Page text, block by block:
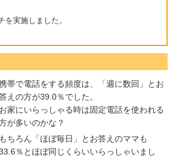
実施しました。
帯で電話をする頻度は、「週に数回」とお
えの方が39.0％でした。
お家にいらっしゃる時は固定電話を使われる
が多いのかな？
もちろん「ほぼ毎日」とお答えのママも
％とほぼ同じくらいいらっしゃいまし